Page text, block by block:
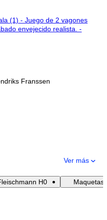
(1) - Juego de 2 vagones
envejecido realista. -
Franssen
Ver más
H0 Maquetas